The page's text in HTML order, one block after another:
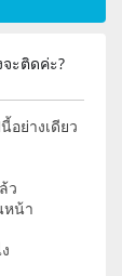
ะติดค่ะ?
ย่างเดียว
ว
หน้า